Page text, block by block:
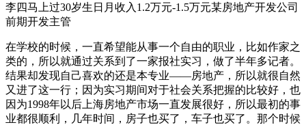
李四马上过30岁生日月收入1.2万元-1.5万元某房地产开发公司
前期开发主管
在学校的时候，一直希望能从事一个自由的职业，比如作家之
类的，所以就通过关系到了一家报社实习，做了半年多记者。
结果却发现自己喜欢的还是本专业——房地产，所以就很自然
又进了这一行；因为实习期间对于社会关系把握的比较好，也
因为1998年以后上海房地产市场一直发展很好，所以最初的事
业都很顺利，几年时间，房子也买了，车子也买了。那个时候